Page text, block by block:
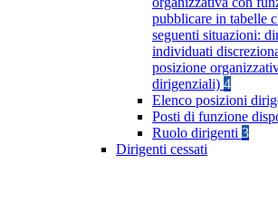
pubblicare in tabelle
seguenti situazioni:
individuati
posizione
dirigenziali) 4
Elenco posizioni
Posti di funzione
Ruolo dirigenti 3
Dirigenti cessati